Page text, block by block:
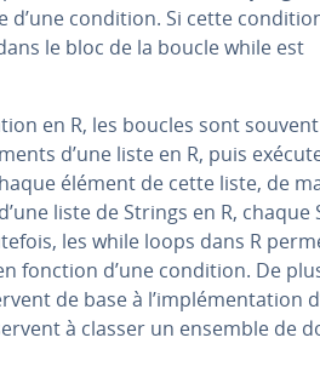
d’une condition. Si cette
le bloc de la boucle while est
en R, les boucles sont souvent
d’une liste en R, puis
élément de cette liste, de
liste de Strings en R, chaque
les while loops dans R
fonction d’une condition. De
de base à l’im­plé­men­ta­tion
à classer un ensemble de